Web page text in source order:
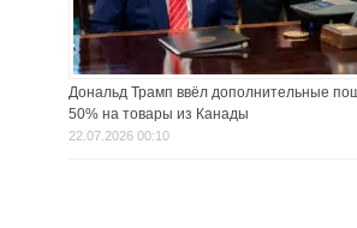
Дональд Трамп ввёл дополнительные
50% на товары из Канады
22.07.2026 00:10